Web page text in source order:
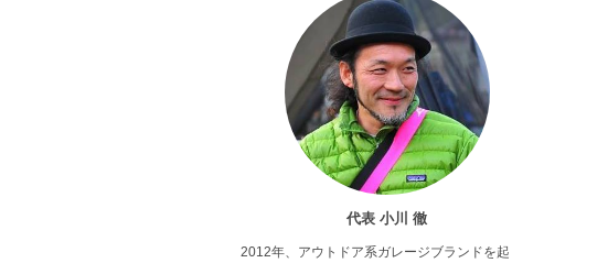
代表 小川 徹
2012年、アウトドア系ガレージブランドを起